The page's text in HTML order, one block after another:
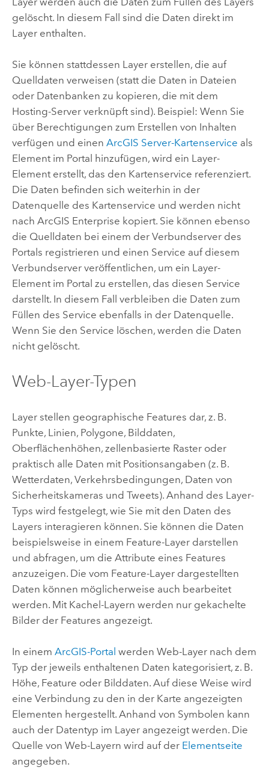
gelöscht. In diesem Fall sind die Daten direkt im
Layer enthalten.
Sie können stattdessen Layer erstellen, die auf
Quelldaten verweisen (statt die Daten in Dateien
oder Datenbanken zu kopieren, die mit dem
Hosting-Server verknüpft sind).Beispiel: Wenn Sie
über Berechtigungen zum Erstellen von Inhalten
verfügen und einen ArcGIS Server-Kartenservice als
Element im Portal hinzufügen, wird ein Layer-
Element erstellt, das den Kartenservice referenziert.
Die Daten befinden sich weiterhin in der
Datenquelle des Kartenservice und werden nicht
nach ArcGIS Enterprise kopiert. Sie können ebenso
die Quelldaten bei einem der Verbundserver des
Portals registrieren und einen Service auf diesem
Verbundserver veröffentlichen, um ein Layer-
Element im Portal zu erstellen, das diesen Service
darstellt. In diesem Fall verbleiben die Daten zum
Füllen des Service ebenfalls in der Datenquelle.
Wenn Sie den Service löschen, werden die Daten
nicht gelöscht.
Web-Layer-Typen
Layer stellen geographische Features dar, z. B.
Punkte, Linien, Polygone, Bilddaten,
Oberflächenhöhen, zellenbasierte Raster oder
praktisch alle Daten mit Positionsangaben (z. B.
Wetterdaten, Verkehrsbedingungen, Daten von
Sicherheitskameras und Tweets).Anhand des Layer-
Typs wird festgelegt, wie Sie mit den Daten des
Layers interagieren können. Sie können die Daten
beispielsweise in einem Feature-Layer darstellen
und abfragen, um die Attribute eines Features
anzuzeigen. Die vom Feature-Layer dargestellten
Daten können möglicherweise auch bearbeitet
werden. Mit Kachel-Layern werden nur gekachelte
Bilder der Features angezeigt.
In einem ArcGIS-Portal werden Web-Layer nach dem
Typ der jeweils enthaltenen Daten kategorisiert, z. B.
Höhe, Feature oder Bilddaten.Auf diese Weise wird
eine Verbindung zu den in der Karte angezeigten
Elementen hergestellt. Anhand von Symbolen kann
auch der Datentyp im Layer angezeigt werden. Die
Quelle von Web-Layern wird auf der Elementseite
angegeben.